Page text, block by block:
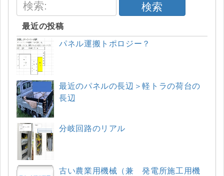
検索
最近の投稿
パネル運搬トポロジー？
最近のパネルの長辺＞軽トラの荷台の
長辺
分岐回路のリアル
古い農業用機械（兼 発電所施工用機